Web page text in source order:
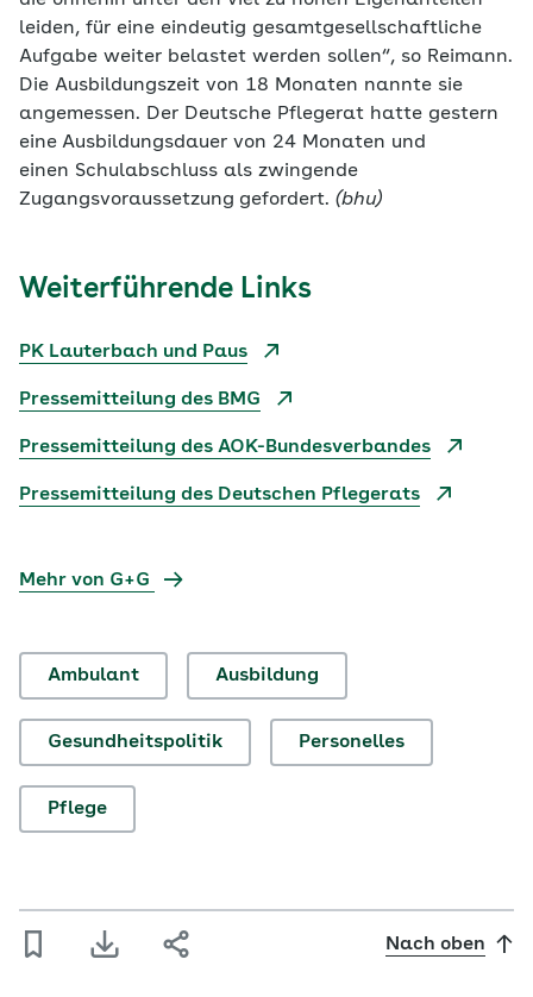
leiden, für eine eindeutig gesamtgesellschaftliche
Aufgabe weiter belastet werden sollen“, so Reimann.
Die Ausbildungszeit von 18 Monaten nannte sie
angemessen. Der Deutsche Pflegerat hatte gestern
eine Ausbildungsdauer von 24 Monaten und
einen Schulabschluss als zwingende
Zugangsvoraussetzung gefordert. (bhu)
Weiterführende Links
PK Lauterbach und Paus
Pressemitteilung des BMG
Pressemitteilung des AOK-Bundesverbandes
Pressemitteilung des Deutschen Pflegerats
Mehr von G+G
Ambulant Ausbildung
Gesundheitspolitik Personelles
Pflege
Nach oben